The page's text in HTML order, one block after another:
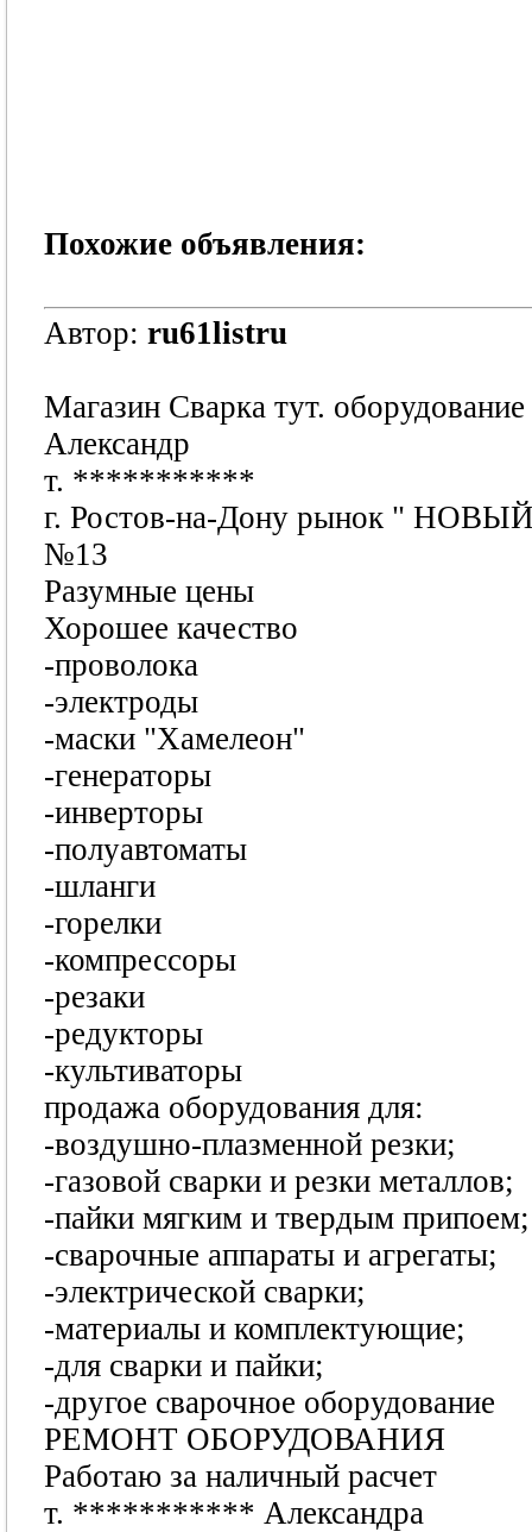
Похожие объявления:
Автор: ru61listru
Магазин Сварка тут.
Александр
т. ***********
г. Ростов-на-Дону рынок "
№13
Разумные цены
Хорошее качество
-проволока
-электроды
-маски "Хамелеон"
-генераторы
-инверторы
-полуавтоматы
-шланги
-горелки
-компрессоры
-резаки
-редукторы
-культиваторы
продажа оборудования для:
-воздушно-плазменной резки;
-газовой сварки и резки металлов;
-пайки мягким и твердым припоем;
-сварочные аппараты и агрегаты;
-электрической сварки;
-материалы и комплектующие;
-для сварки и пайки;
-другое сварочное оборудование
РЕМОНТ ОБОРУДОВАНИЯ
Работаю за наличный расчет
т. *********** Александра